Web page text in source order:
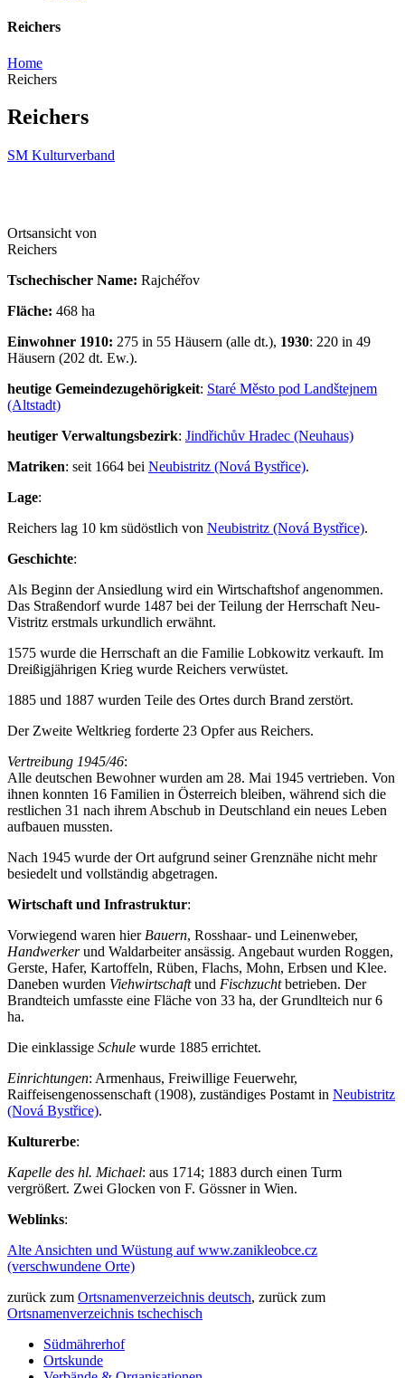
Reichers
Home
Reichers
Reichers
SM Kulturverband
Ortsansicht von
Reichers
Tschechischer Name: Rajchéřov
Fläche: 468 ha
Einwohner 1910: 275 in 55 Häusern (alle dt.), 1930: 220 in 49
Häusern (202 dt. Ew.).
heutige Gemeindezugehörigkeit: Staré Město pod Landštejnem
(Altstadt)
heutiger Verwaltungsbezirk: Jindřichův Hradec (Neuhaus)
Matriken: seit 1664 bei Neubistritz (Nová Bystřice).
Lage:
Reichers lag 10 km südöstlich von Neubistritz (Nová Bystřice).
Geschichte:
Als Beginn der Ansiedlung wird ein Wirtschaftshof angenommen.
Das Straßendorf wurde 1487 bei der Teilung der Herrschaft Neu-
Vistritz erstmals urkundlich erwähnt.
1575 wurde die Herrschaft an die Familie Lobkowitz verkauft. Im
Dreißigjährigen Krieg wurde Reichers verwüstet.
1885 und 1887 wurden Teile des Ortes durch Brand zerstört.
Der Zweite Weltkrieg forderte 23 Opfer aus Reichers.
Vertreibung 1945/46:
Alle deutschen Bewohner wurden am 28. Mai 1945 vertrieben. Von
ihnen konnten 16 Familien in Österreich bleiben, während sich die
restlichen 31 nach ihrem Abschub in Deutschland ein neues Leben
aufbauen mussten.
Nach 1945 wurde der Ort aufgrund seiner Grenznähe nicht mehr
besiedelt und vollständig abgetragen.
Wirtschaft und Infrastruktur:
Vorwiegend waren hier Bauern, Rosshaar- und Leinenweber,
Handwerkerund Waldarbeiter ansässig. Angebaut wurden Roggen,
Gerste, Hafer, Kartoffeln, Rüben, Flachs, Mohn, Erbsen und Klee.
Daneben wurden Viehwirtschaftund Fischzuchtbetrieben. Der
Brandteich umfasste eine Fläche von 33 ha, der Grundlteich nur 6
ha.
Die einklassige Schule wurde 1885 errichtet.
Einrichtungen: Armenhaus, Freiwillige Feuerwehr,
Raiffeisengenossenschaft (1908), zuständiges Postamt in Neubistritz
(Nová Bystřice).
Kulturerbe:
Kapelle des hl. Michael: aus 1714; 1883 durch einen Turm
vergrößert. Zwei Glocken von F. Gössner in Wien.
Weblinks:
Alte Ansichten und Wüstung auf www.zanikleobce.cz
(verschwundene Orte)
zurück zum Ortsnamenverzeichnis deutsch, zurück zum
Ortsnamenverzeichnis tschechisch
Südmährerhof
Ortskunde